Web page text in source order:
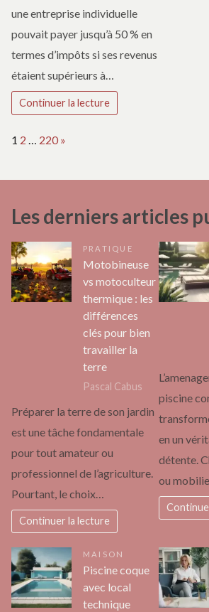
une entreprise individuelle
pouvait payer jusqu’à 50 % en
termes d’impôts si ses revenus
étaient supérieurs à…
Continuer la lecture
Page:
1 2 220 Next
»
Les derniers articles
PRATIQUE
Motobineuse
vs motoculteur
thermique : les
différences
clés pour bien
travailler la
terre
Pascal Cabus
Préparer la terre de son jardin
est une tâche fondamentale
pour tout amateur ou
professionnel de l’agriculture.
Pourtant, le choix…
Continuer la lecture
piscine
en un
détente.
ou
MAISON
Piscine coque
avec local
technique